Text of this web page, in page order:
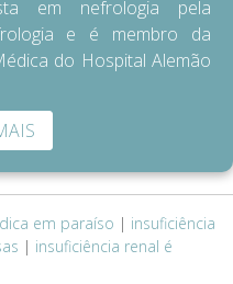
em nefrologia pela
e é membro da
do Hospital Alemão
em paraíso | insuficiência
| insuficiência renal é